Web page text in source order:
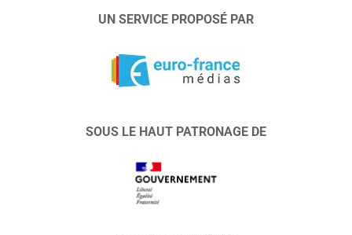
UN SERVICE PROPOSÉ PAR
SOUS LE HAUT PATRONAGE DE